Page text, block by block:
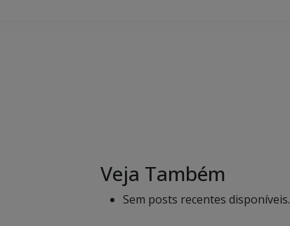
Veja Também
Sem posts recentes disponíveis.